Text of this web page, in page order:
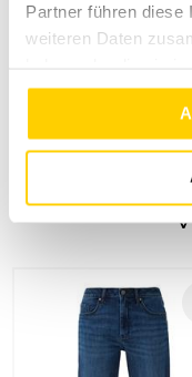
Partner führen diese
weiteren Daten
gesammelt haben.